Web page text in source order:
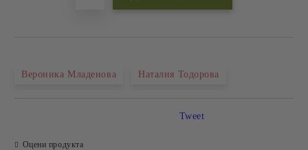
Вероника Младенова Наталия Тодорова
Оцени продукта
Tweet